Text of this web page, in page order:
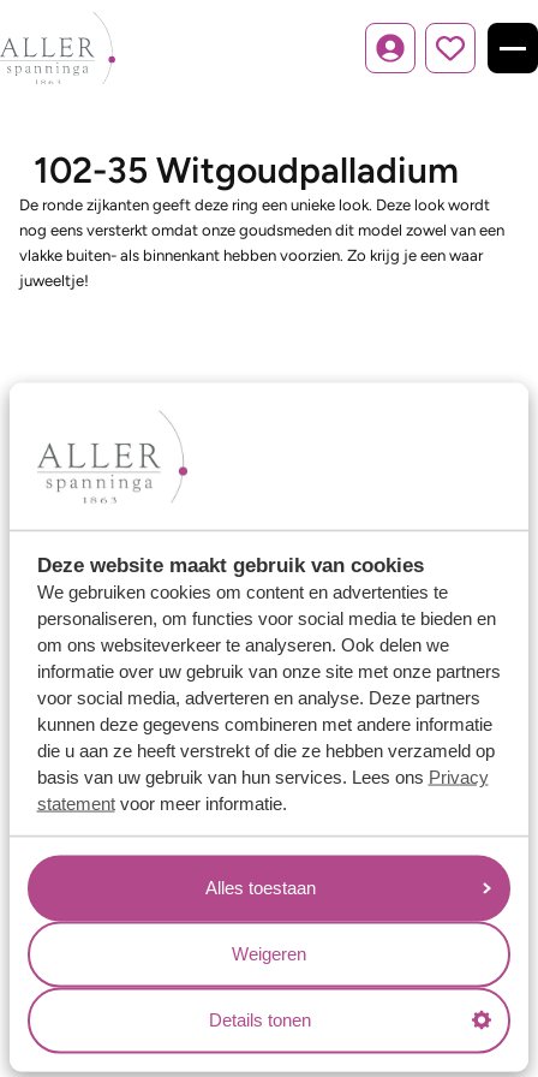
Deze website maakt gebruik van cookies
We gebruiken cookies om content en advertenties te
personaliseren, om functies voor social media te bieden en
om ons websiteverkeer te analyseren. Ook delen we
informatie over uw gebruik van onze site met onze partners
voor social media, adverteren en analyse. Deze partners
kunnen deze gegevens combineren met andere informatie
die u aan ze heeft verstrekt of die ze hebben verzameld op
basis van uw gebruik van hun services. Lees ons Privacy
statementvoor meer informatie.
Alles toestaan
Weigeren
Details tonen
Inloggen
102-35 Witgoudpalladium
De ronde zijkanten geeft deze ring een unieke look. Deze look wordt
nog eens versterkt omdat onze goudsmeden dit model zowel van een
vlakke buiten- als binnenkant hebben voorzien. Zo krijg je een waar
juweeltje!
Ons aanbod
Memoireringen
Verlovingsringen
Vriendschapsringen
Over ons
Aller Spanninga
Historie
Certificaten
Jouw voordelen
Conflictvrije Materialen
Oneindig veel mogelijkheden
Kwaliteit
Juweliers & Contact